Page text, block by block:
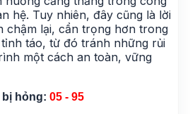
hệ. Tuy nhiên, đây cũng là lời
chậm lại, cẩn trọng hơn trong
táo, từ đó tránh những rủi
một cách an toàn, vững
bị hỏng: 05 - 95